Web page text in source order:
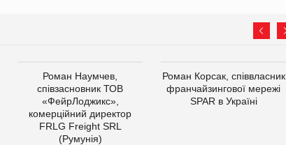
Роман Наумчев,
співзасновник ТОВ
«ФейрЛоджикс»,
комерційний директор
FRLG Freight SRL
(Румунія)
Роман Корсак, співвласник
франчайзингової мережі
SPAR в Україні